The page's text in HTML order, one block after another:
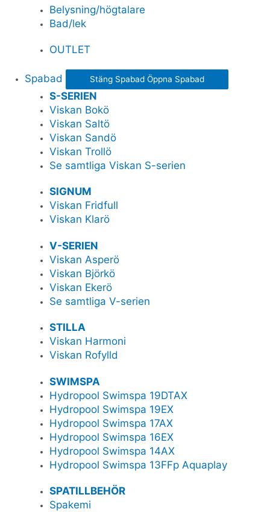
Belysning/högtalare
Bad/lek
OUTLET
Spabad Stäng Spabad Öppna Spabad
S-SERIEN
Viskan Bokö
Viskan Saltö
Viskan Sandö
Viskan Trollö
Se samtliga Viskan S-serien
SIGNUM
Viskan Fridfull
Viskan Klarö
V-SERIEN
Viskan Asperö
Viskan Björkö
Viskan Ekerö
Se samtliga V-serien
STILLA
Viskan Harmoni
Viskan Rofylld
SWIMSPA
Hydropool Swimspa 19DTAX
Hydropool Swimspa 19EX
Hydropool Swimspa 17AX
Hydropool Swimspa 16EX
Hydropool Swimspa 14AX
Hydropool Swimspa 13FFp Aquaplay
SPATILLBEHÖR
Spakemi